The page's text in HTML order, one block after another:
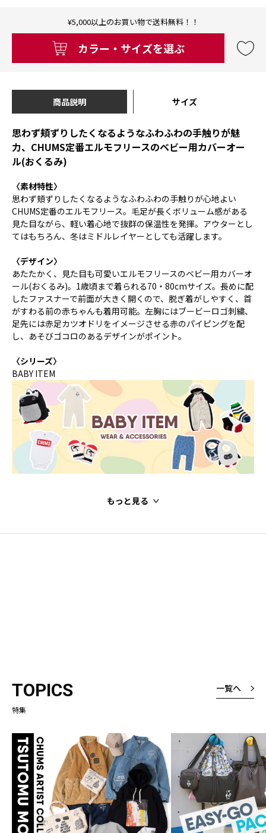
¥5,000以上のお買い物で送料無料！！
カラー・サイズを選ぶ
商品説明 サイズ
思わず頬ずりしたくなるようなふわふわの手触りが魅
力、CHUMS定番エルモフリースのベビー用カバーオー
ル(おくるみ)
〈素材特性〉
思わず頬ずりしたくなるようなふわふわの手触りが心地よい
CHUMS定番のエルモフリース。毛足が長くボリューム感がある
見た目ながら、軽い着心地で抜群の保温性を発揮。アウターとし
てはもちろん、冬はミドルレイヤーとしても活躍します。
〈デザイン〉
あたたかく、見た目も可愛いエルモフリースのベビー用カバーオ
ール(おくるみ)。1歳頃まで着られる70・80cmサイズ。長めに配
したファスナーで前面が大きく開くので、脱ぎ着がしやすく、首
がすわる前の赤ちゃんも着用可能。左胸にはブービーロゴ刺繍、
足先には赤足カツオドリをイメージさせる赤のパイピングを配
し、あそびゴコロのあるデザインがポイント。
〈シリーズ〉
BABY ITEM
もっと見る
TOPICS
特集
一覧へ